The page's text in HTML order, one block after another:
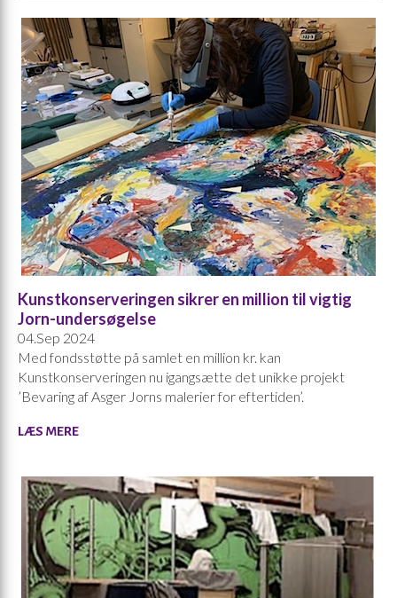
Kunstkonserveringen sikrer en million til vigtig
Jorn-undersøgelse
04.Sep 2024
Med fondsstøtte på samlet en million kr. kan
Kunstkonserveringen nu igangsætte det unikke projekt
’Bevaring af Asger Jorns malerier for eftertiden’.
LÆS MERE